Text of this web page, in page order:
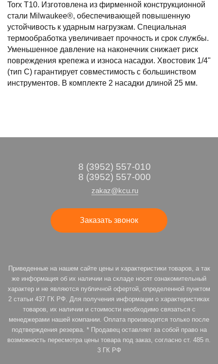
Torx T10. Изготовлена из фирменной конструкционной
стали Milwaukee®, обеспечивающей повышенную
устойчивость к ударным нагрузкам. Специальная
термообработка увеличивает прочность и срок службы.
Уменьшенное давление на наконечник снижает риск
повреждения крепежа и износа насадки. Хвостовик 1/4"
(тип C) гарантирует совместимость с большинством
инструментов. В комплекте 2 насадки длиной 25 мм.
8 (3952) 557-010
8 (3952) 557-000
zakaz@kcu.ru
Заказать звонок
Приведенные на нашем сайте цены и характеристики товаров, а так
же информация об их наличии на складе носят ознакомительный
характер и не являются публичной офертой, определенной пунктом
2 статьи 437 ГК РФ. Для получения информации о характеристиках
товаров, их наличии и стоимости необходимо связаться с
менеджерами нашей компании. Оплата производится только после
подтверждения резерва. * Продавец оставляет за собой право на
возможность пересмотра цены товара под заказ, согласно ст. 485 п.
3 ГК РФ